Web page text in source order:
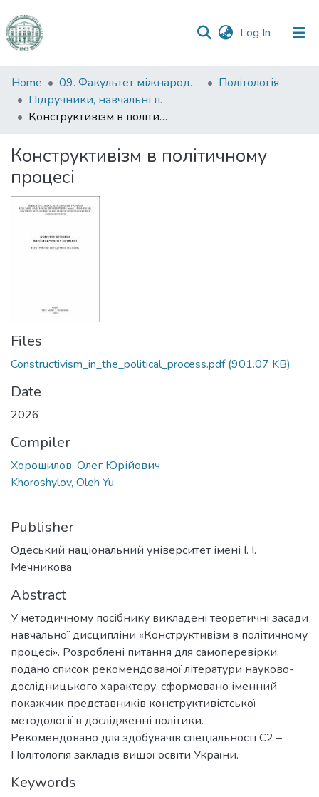
Log In (current)
Communities
&
Collections
Statistics
Home 09. Факультет міжнародних відносин, політології та соціології
Політологія
Підручники, навчальні посібники та інші науково- та навчально-методичні праці ФМВПС (Політологія)
Конструктивізм в політичному процесі
Конструктивізм в політичному
процесі
Files
Constructivism_in_the_political_process.pdf(901.07 KB)
Date
2026
Compiler
Хорошилов, Олег Юрійович
Khoroshylov, Oleh Yu.
Publisher
Одеський національний університет імені І. І.
Мечникова
Abstract
У методичному посібнику викладені теоретичні засади
навчальної дисципліни «Конструктивізм в політичному
процесі». Розроблені питання для самоперевірки,
подано список рекомендованої літератури науково-
дослідницького характеру, сформовано іменний
покажчик представників конструктивістської
методології в дослідженні політики.
Рекомендовано для здобувачів спеціальності С2 –
Політологія закладів вищої освіти України.
Keywords